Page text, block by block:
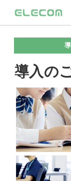
導入の